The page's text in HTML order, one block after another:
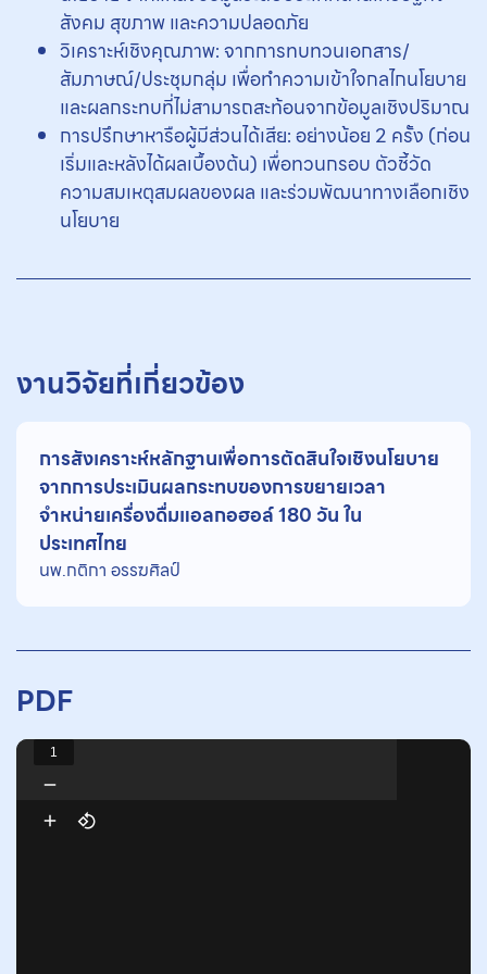
สังคม สุขภาพ และความปลอดภัย
วิเคราะห์เชิงคุณภาพ: จากการทบทวนเอกสาร/
สัมภาษณ์/ประชุมกลุ่ม เพื่อทำความเข้าใจกลไกนโยบาย
และผลกระทบที่ไม่สามารถสะท้อนจากข้อมูลเชิงปริมาณ
การปรึกษาหารือผู้มีส่วนได้เสีย: อย่างน้อย 2 ครั้ง (ก่อน
เริ่มและหลังได้ผลเบื้องต้น) เพื่อทวนกรอบ ตัวชี้วัด
ความสมเหตุสมผลของผล และร่วมพัฒนาทางเลือกเชิง
นโยบาย
งานวิจัยที่เกี่ยวข้อง
การสังเคราะห์หลักฐานเพื่อการตัดสินใจเชิงนโยบาย
จากการประเมินผลกระทบของการขยายเวลา
จำหน่ายเครื่องดื่มแอลกอฮอล์ 180 วัน ใน
ประเทศไทย
นพ.กติกา อรรฆศิลป์
PDF